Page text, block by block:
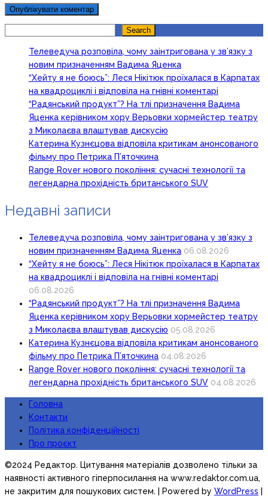
Search
Телеведуча розповіла, чому заінтригована у зв’язку з
новим призначенням Вадима Яценка
“Хейту я не боюсь”: Леся Нікітюк проїхалася в Карпатах
на квадроциклі і відповіла на гнівні коментарі
“Радянський продукт”? На тлі призначення Вадима
Яценка керівником хору Верьовки хормейстер театру
з Миколаєва влаштував дискусію
Катерина Кузнєцова відповіла критикам анонсованого
фільму про Петрика П’яточкина
Range Rover нового покоління: сучасні технології та
легендарна прохідність британського SUV
Недавні записи
Телеведуча розповіла, чому заінтригована у зв’язку з
новим призначенням Вадима Яценка 06.08.2026
“Хейту я не боюсь”: Леся Нікітюк проїхалася в Карпатах
на квадроциклі і відповіла на гнівні коментарі
06.08.2026
“Радянський продукт”? На тлі призначення Вадима
Яценка керівником хору Верьовки хормейстер театру
з Миколаєва влаштував дискусію 05.08.2026
Катерина Кузнєцова відповіла критикам анонсованого
фільму про Петрика П’яточкина 04.08.2026
Range Rover нового покоління: сучасні технології та
легендарна прохідність британського SUV 04.08.2026
Головна
Контакти
Політика конфіденційності
Про проєкт
©2024 Редактор. Цитування матеріалів дозволено тільки за
наявності активного гіперпосилання на www.redaktor.com.ua,
не закритим для пошукових систем. | Powered by WordPress